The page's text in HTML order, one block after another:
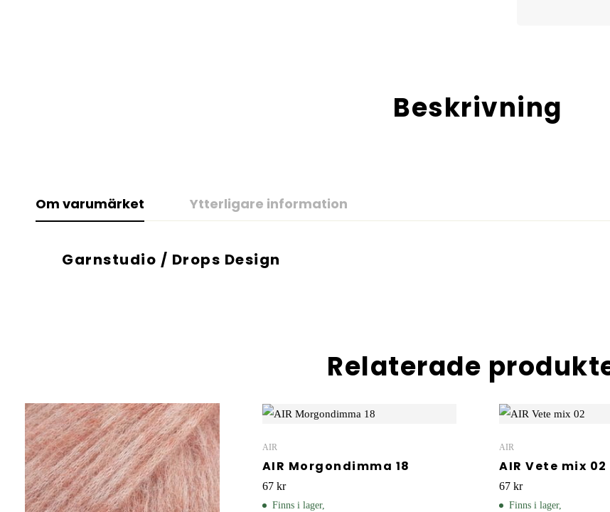
Beskrivning
Om varumärket Ytterligare information
Garnstudio / Drops Design
Relaterade
AIR
AIR Morgondimma 18
67 kr
Finns i lager,
AIR
AIR Vete mix 02
67 kr
Finns i lager,